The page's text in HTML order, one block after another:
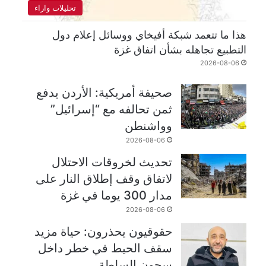
تحليلات واراء
هذا ما تتعمد شبكة أفيخاي ووسائل إعلام دول
التطبيع تجاهله بشأن اتفاق غزة
2026-08-06
صحيفة أمريكية: الأردن يدفع
ثمن تحالفه مع “إسرائيل”
وواشنطن
2026-08-06
تحديث لخروقات الاحتلال
لاتفاق وقف إطلاق النار على
مدار 300 يوما في غزة
2026-08-06
حقوقيون يحذرون: حياة مزيد
سقف الحيط في خطر داخل